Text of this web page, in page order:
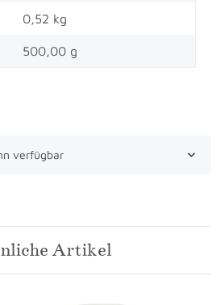
0,52 kg
500,00 g
verfügbar
Artikel